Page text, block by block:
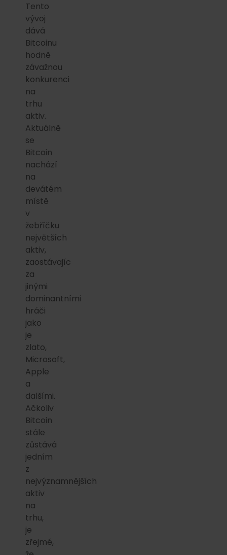
Tento
vývoj
dává
Bitcoinu
hodně
závažnou
konkurenci
na
trhu
aktiv.
Aktuálně
se
Bitcoin
nachází
na
devátém
místě
v
žebříčku
největších
aktiv,
zaostávajíc
za
jinými
dominantními
hráči
jako
je
zlato,
Microsoft,
Apple
a
dalšími.
Ačkoliv
Bitcoin
stále
zůstává
jedním
z
nejvýznamnějších
aktiv
na
trhu,
je
zřejmé,